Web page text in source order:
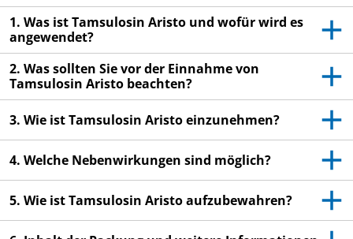
Dieses Arzneimittel wurde Ihnen persönlich
verschrieben. Geben Sie es nicht an Dritte weiter.
Es kann anderen Menschen schaden, auch wenn
diese die gleichen Beschwerden haben wie Sie.
Wenn Sie Nebenwirkungen bemerken, wenden Sie
sich an Ihren Arzt oder Apotheker. Dies gilt auch
für Nebenwirkungen, die nicht in dieser
Packungsbeilage angegeben sind. Siehe Abschnitt
1. Was ist Tamsulosin Aristo und wofür wird es
angewendet?
2. Was sollten Sie vor der Einnahme von
Tamsulosin Aristo beachten?
3. Wie ist Tamsulosin Aristo einzunehmen?
4. Welche Nebenwirkungen sind möglich?
5. Wie ist Tamsulosin Aristo aufzubewahren?